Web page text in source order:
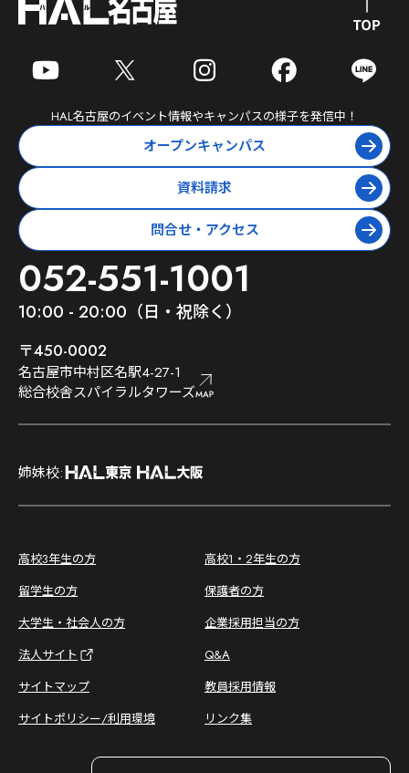
HAL名古屋のイベント情報やキャンパスの様子を発信中！
オープンキャンパス
資料請求
問合せ・アクセス
052-551-1001
10:00 - 20:00（日・祝除く）
〒450-0002
名古屋市中村区名駅4-27-1
総合校舎スパイラルタワーズ
;
姉妹校:
;
高校3年生の方
高校1・2年生の方
留学生の方
保護者の方
大学生・社会人の方
企業採用担当の方
法人サイト
Q&A
サイトマップ
教員採用情報
サイトポリシー/利用環境
リンク集